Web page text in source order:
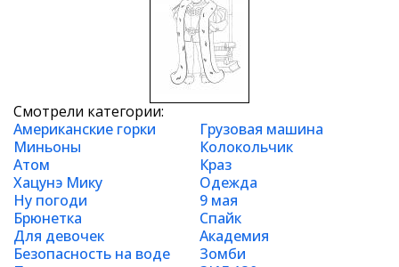
Смотрели категории:
Американские горки
Грузовая машина
Миньоны
Колокольчик
Атом
Краз
Хацунэ Мику
Одежда
Ну погоди
9 мая
Брюнетка
Спайк
Для девочек
Академия
Безопасность на воде
Зомби